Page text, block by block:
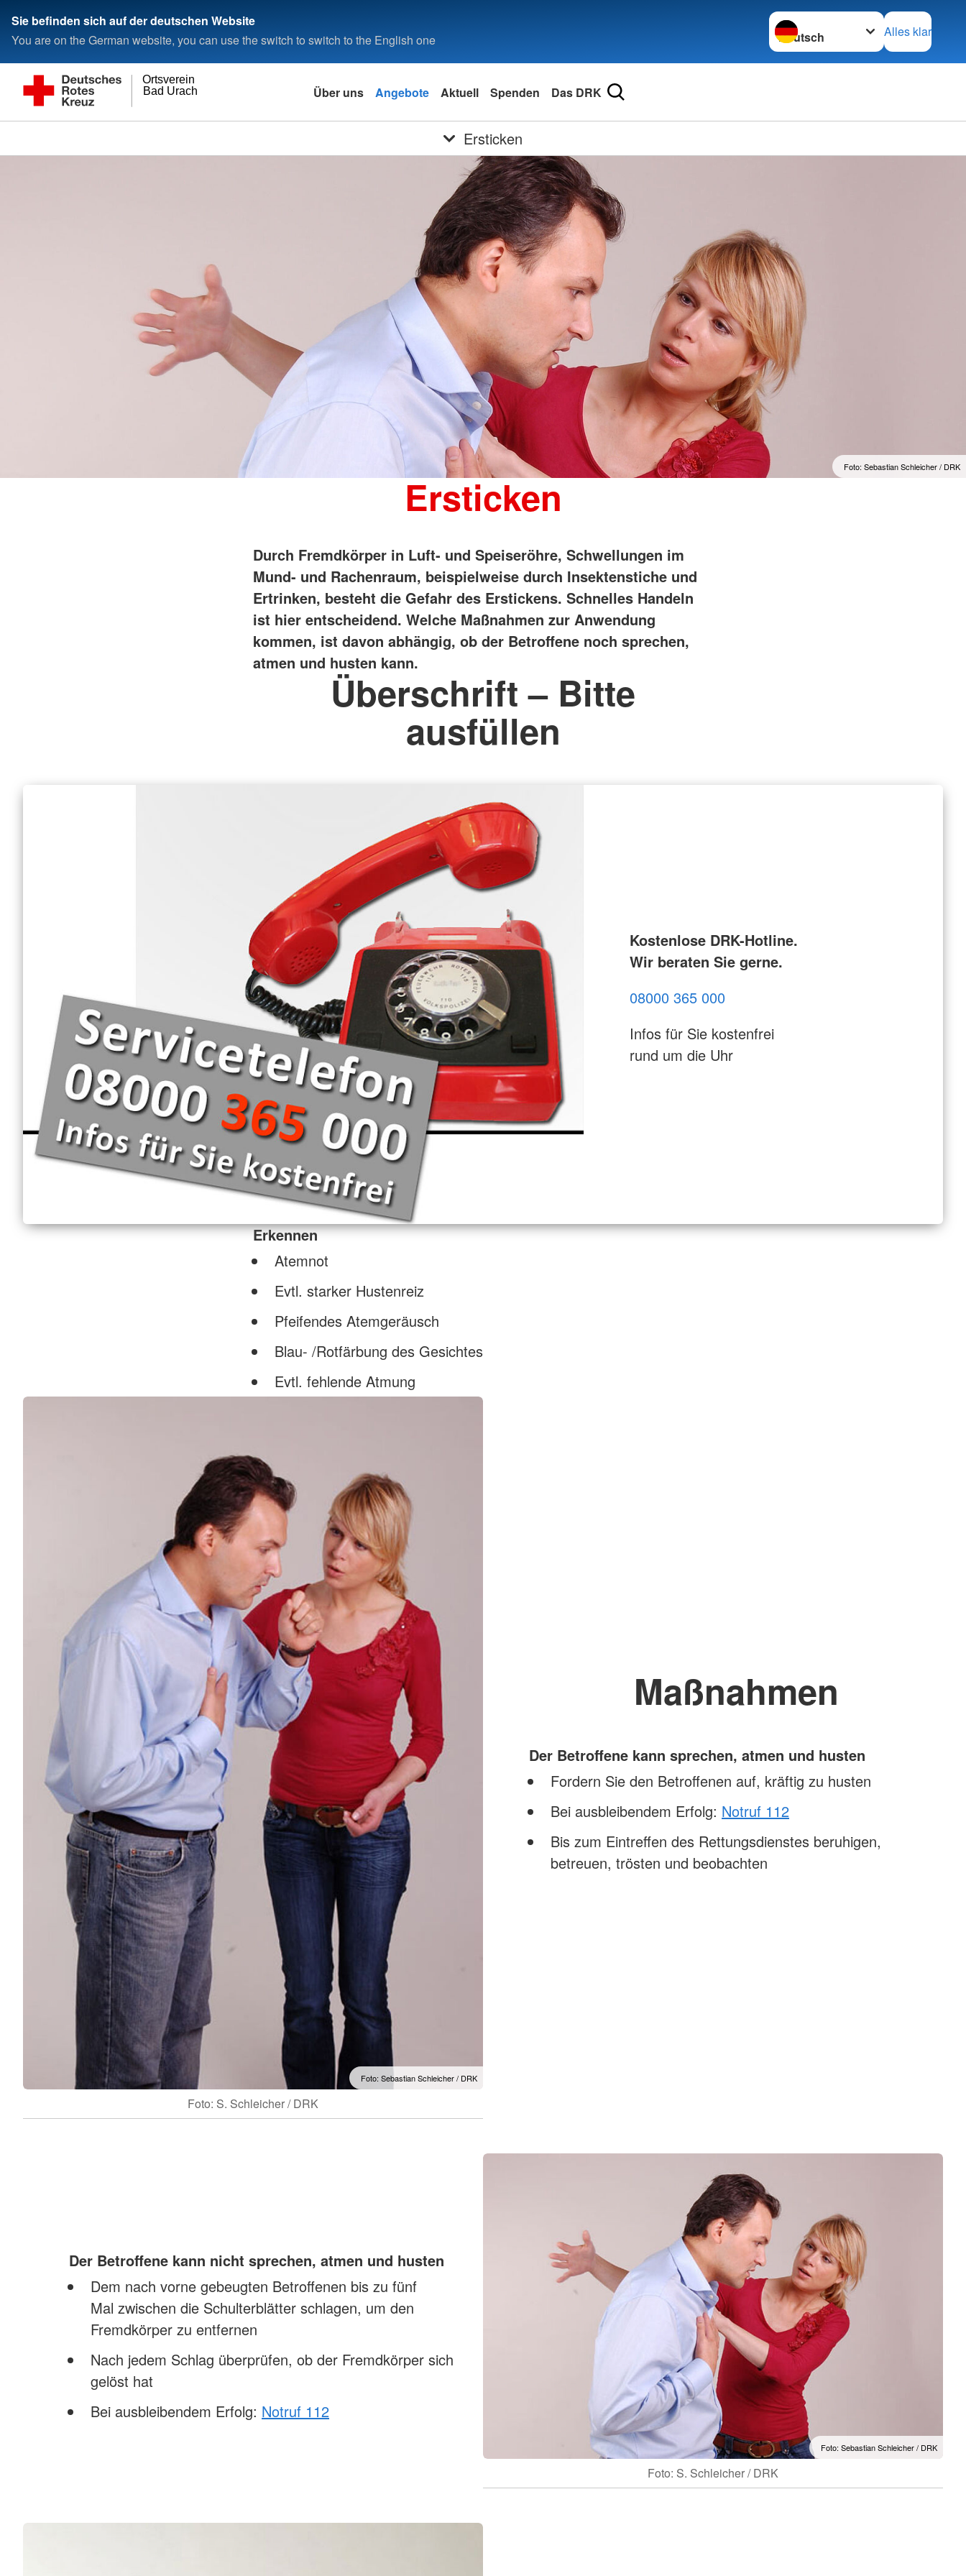
Sie befinden sich auf der deutschen Website
You are on the German website, you can use the switch to switch to the English one
Sprache wechseln zu
Alles klar
Bad Urach
Ortsverein
Über uns Angebote Aktuell Spenden Das DRK
Ersticken
Foto: Sebastian Schleicher / DRK
Ersticken
Durch Fremdkörper in Luft- und Speiseröhre, Schwellungen im
Mund- und Rachenraum, beispielweise durch Insektenstiche und
Ertrinken, besteht die Gefahr des Erstickens. Schnelles Handeln
ist hier entscheidend. Welche Maßnahmen zur Anwendung
kommen, ist davon abhängig, ob der Betroffene noch sprechen,
atmen und husten kann.
Überschrift – Bitte
ausfüllen
Kostenlose DRK-Hotline.
Wir beraten Sie gerne.
08000 365 000
Infos für Sie kostenfrei
rund um die Uhr
Erkennen
Atemnot
Evtl. starker Hustenreiz
Pfeifendes Atemgeräusch
Blau- /Rotfärbung des Gesichtes
Evtl. fehlende Atmung
Foto: Sebastian Schleicher / DRK
Foto: S. Schleicher / DRK
Maßnahmen
Der Betroffene kann sprechen, atmen und husten
Fordern Sie den Betroffenen auf, kräftig zu husten
Bei ausbleibendem Erfolg: Notruf 112
Bis zum Eintreffen des Rettungsdienstes beruhigen,
betreuen, trösten und beobachten
Foto: Sebastian Schleicher / DRK
Foto: S. Schleicher / DRK
Der Betroffene kann nicht sprechen, atmen und husten
Dem nach vorne gebeugten Betroffenen bis zu fünf
Mal zwischen die Schulterblätter schlagen, um den
Fremdkörper zu entfernen
Nach jedem Schlag überprüfen, ob der Fremdkörper sich
gelöst hat
Bei ausbleibendem Erfolg: Notruf 112